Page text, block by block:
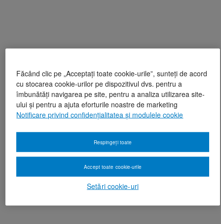
Făcând clic pe „Acceptați toate cookie-urile”, sunteți de acord
cu stocarea cookie-urilor pe dispozitivul dvs. pentru a
îmbunătăți navigarea pe site, pentru a analiza utilizarea site-
ului și pentru a ajuta eforturile noastre de marketing
Notificare privind confidențialitatea și modulele cookie
Setări cookie-uri
Respingeți toate
Accept toate cookie-urile